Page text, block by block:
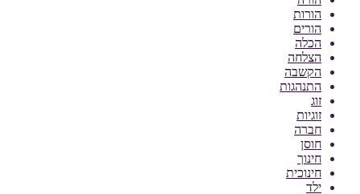
הורות
הורים
הכלה
הצלחה
הקשבה
התנהגות
זוג
זוגיות
חברה
חוסן
חינוך
חינוכית
ילד